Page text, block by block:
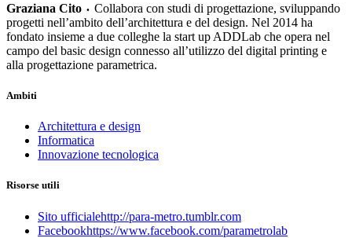
Graziana Cito • Collabora con studi di progettazione, sviluppando
progetti nell’ambito dell’architettura e del design. Nel 2014 ha
fondato insieme a due colleghe la start up ADDLab che opera nel
campo del basic design connesso all’utilizzo del digital printing e
alla progettazione parametrica.
Ambiti
Architettura e design
Informatica
Innovazione tecnologica
Risorse utili
Sito ufficialehttp://para-metro.tumblr.com
Facebookhttps://www.facebook.com/parametrolab